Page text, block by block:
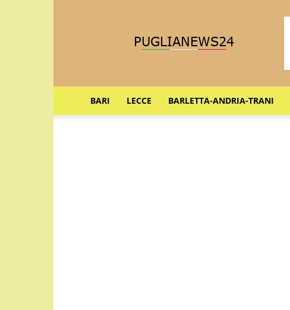
BARI LECCE BARLETTA-ANDRIA-TRANI